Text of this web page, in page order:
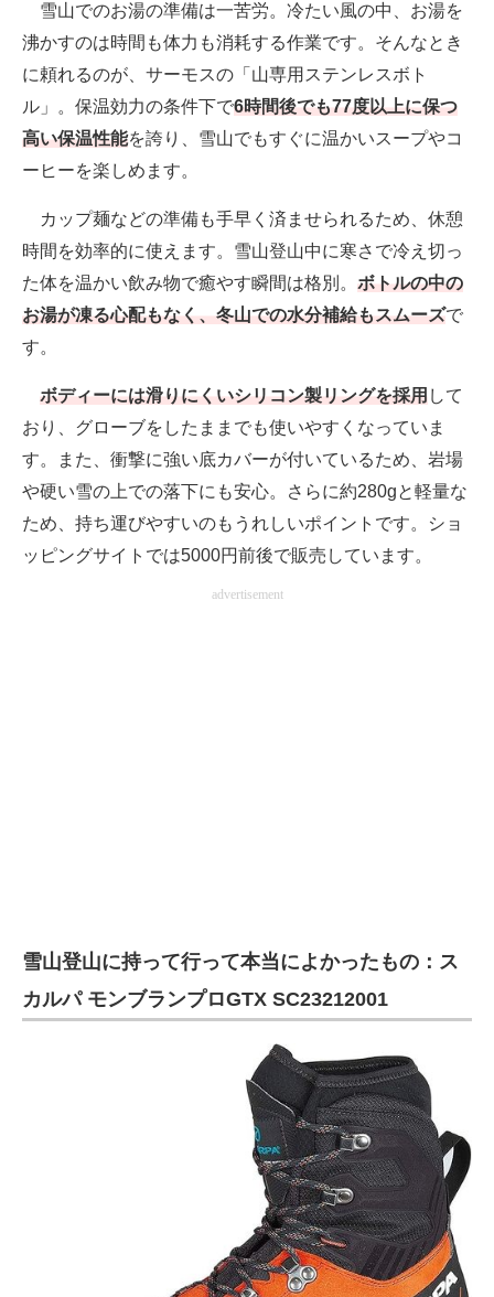
雪山でのお湯の準備は一苦労。冷たい風の中、お湯を
沸かすのは時間も体力も消耗する作業です。そんなとき
に頼れるのが、サーモスの「山専用ステンレスボト
ル」。保温効力の条件下で6時間後でも77度以上に保つ
高い保温性能を誇り、雪山でもすぐに温かいスープやコ
ーヒーを楽しめます。
カップ麺などの準備も手早く済ませられるため、休憩
時間を効率的に使えます。雪山登山中に寒さで冷え切っ
た体を温かい飲み物で癒やす瞬間は格別。 ボトルの中の
お湯が凍る心配もなく、冬山での水分補給もスムーズで
す。
ボディーには滑りにくいシリコン製リングを採用して
おり、グローブをしたままでも使いやすくなっていま
す。また、衝撃に強い底カバーが付いているため、岩場
や硬い雪の上での落下にも安心。さらに約280gと軽量な
ため、持ち運びやすいのもうれしいポイントです。ショ
ッピングサイトでは5000円前後で販売しています。
advertisement
雪山登山に持って行って本当によかったもの：ス
カルパ モンブランプロGTX SC23212001